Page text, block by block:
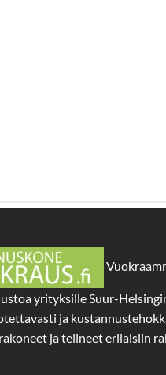
yrityksille Suur-
ja
ja telineet erilaisiin